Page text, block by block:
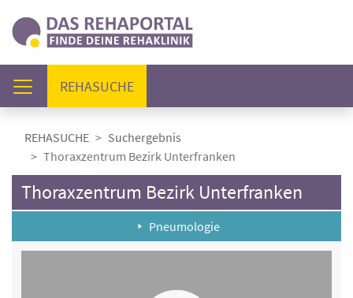
REHASUCHE(AKTUELL)
REHASUCHE
Suchergebnis
Thoraxzentrum Bezirk Unterfranken
Thoraxzentrum Bezirk Unterfranken
Pneumologie